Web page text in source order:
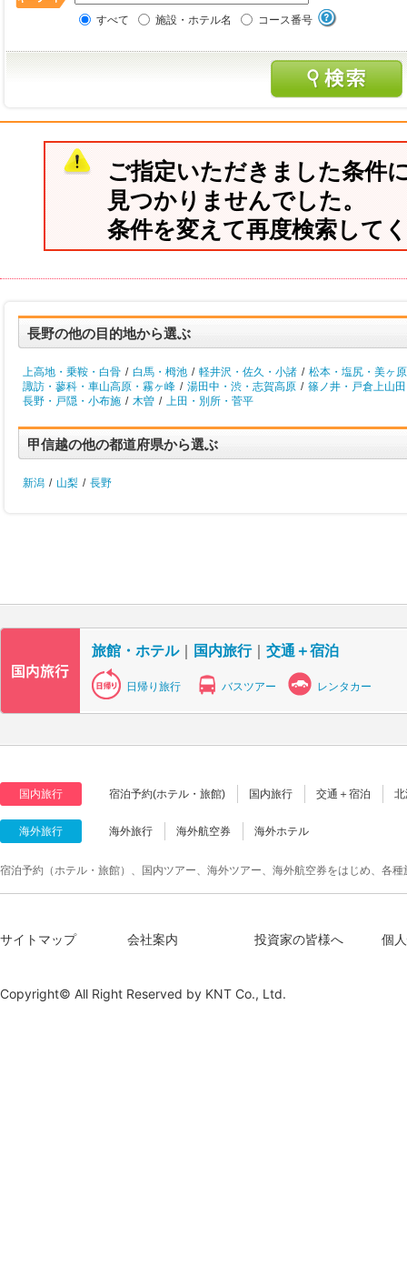
すべて 施設・ホテル名 コース番号
ご指定いただきました条件
見つかりませんでした。
条件を変えて再度検索して
長野の他の目的地から選ぶ
上高地・乗鞍・白骨 / 白馬・栂池 / 軽井沢・佐久・小諸 / 松本・塩尻・美ヶ原
諏訪・蓼科・車山高原・霧ヶ峰 / 湯田中・渋・志賀高原 / 篠ノ井・戸倉上山田
長野・戸隠・小布施 / 木曽 / 上田・別所・菅平
甲信越の他の都道府県から選ぶ
新潟 / 山梨 / 長野
旅館・ホテル｜ 国内旅行｜ 交通＋宿泊
日帰り旅行 バスツアー レンタカー
国内旅行 宿泊予約(ホテル・旅館) 国内旅行 交通＋宿泊
海外旅行 海外旅行 海外航空券 海外ホテル
宿泊予約（ホテル・旅館）、国内ツアー、海外ツアー、海外航空券をはじめ、各
サイトマップ 会社案内 投資家の皆様へ 個
Copyright© All Right Reserved by KNT Co., Ltd.